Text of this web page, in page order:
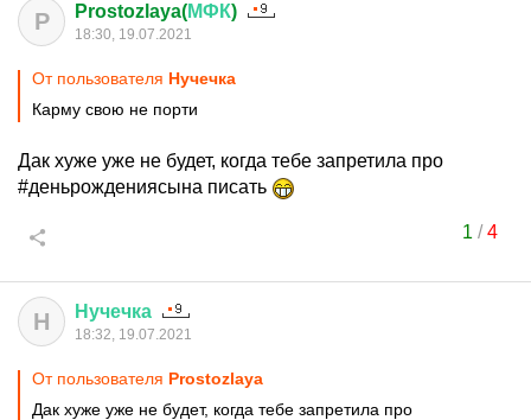
P Prostozlaya(МФК)
18:30, 19.07.2021
От пользователя Нучечка
Карму свою не порти
Дак хуже уже не будет, когда тебе запретила про
#деньрождениясына писать
1 /4
Н Нучечка
18:32, 19.07.2021
От пользователя Prostozlaya
Дак хуже уже не будет, когда тебе запретила про